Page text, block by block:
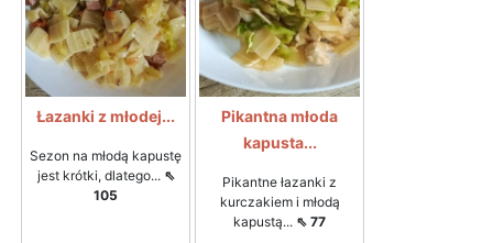
Łazanki z młodej...
Sezon na młodą kapustę
jest krótki, dlatego... ⇖
105
Pikantna młoda
kapusta...
Pikantne łazanki z
kurczakiem i młodą
kapustą... ⇖ 77